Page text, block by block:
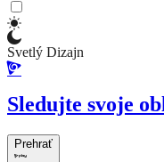
Svetlý Dizajn
Sledujte svoje
Prehrať